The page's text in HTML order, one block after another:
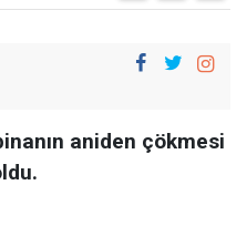
aniden çökmesi